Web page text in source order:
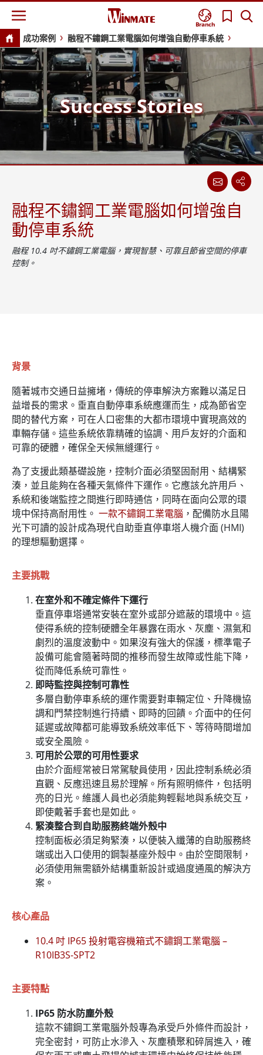
Branch
成功案例 融程不鏽鋼工業電腦如何增強自動停車系統
Success Stories
融程不鏽鋼工業電腦如何增強自
動停車系統
融程 10.4 吋不鏽鋼工業電腦，實現智慧、可靠且節省空間的停車
控制。
背景
隨著城市交通日益擁堵，傳統的停車解決方案難以滿足日
益增長的需求。垂直自動停車系統應運而生，成為節省空
間的替代方案，可在人口密集的大都市環境中實現高效的
車輛存儲。這些系統依靠精確的協調、用戶友好的介面和
可靠的硬體，確保全天候無縫運行。
為了支援此類基礎設施，控制介面必須堅固耐用、結構緊
湊，並且能夠在各種天氣條件下運作。它應該允許用戶、
系統和後端監控之間進行即時通信，同時在面向公眾的環
境中保持高耐用性。 一款不鏽鋼工業電腦 ，配備防水且陽
光下可讀的設計成為現代自助垂直停車塔人機介面 (HMI)
的理想驅動選擇。
主要挑戰
在室外和不確定條件下運行
垂直停車塔通常安裝在室外或部分遮蔽的環境中。這
使得系統的控制硬體全年暴露在雨水、灰塵、濕氣和
劇烈的溫度波動中。如果沒有強大的保護，標準電子
設備可能會隨著時間的推移而發生故障或性能下降，
從而降低系統可靠性。
即時監控與控制可靠性
多層自動停車系統的運作需要對車輛定位、升降機協
調和門禁控制進行持續、即時的回饋。介面中的任何
延遲或故障都可能導致系統效率低下、等待時間增加
或安全風險。
可用於公眾的可用性要求
由於介面經常被日常駕駛員使用，因此控制系統必須
直觀、反應迅速且易於理解。所有照明條件，包括明
亮的日光。維護人員也必須能夠輕鬆地與系統交互，
即使戴著手套也是如此。
緊湊整合到自助服務終端外殼中
控制面板必須足夠緊湊，以便裝入纖薄的自助服務終
端或出入口使用的鋼製基座外殼中。由於空間限制，
必須使用無需額外結構重新設計或過度通風的解決方
案。
核心產品
10.4 吋 IP65 投射電容機箱式不鏽鋼工業電腦 –
R10IB3S-SPT2
主要特點
IP65 防水防塵外殼
這款不鏽鋼工業電腦外殼專為承受戶外條件而設計，
完全密封，可防止水滲入、灰塵積聚和碎屑進入，確